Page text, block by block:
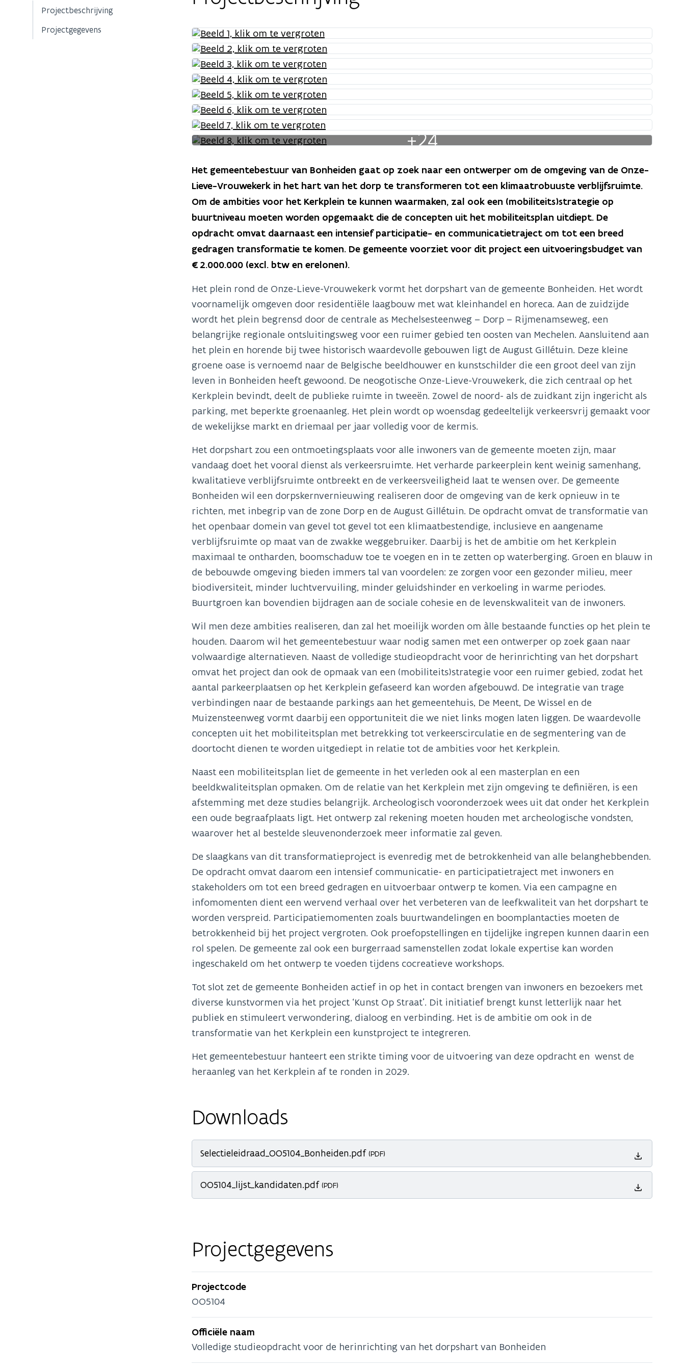
Projectbeschrijving
Projectgegevens
+24
Het gemeentebestuur van Bonheiden gaat op zoek naar een ontwerper om de omgeving van de Onze-
Lieve-Vrouwekerk in het hart van het dorp te transformeren tot een klimaatrobuuste verblijfsruimte.
Om de ambities voor het Kerkplein te kunnen waarmaken, zal ook een (mobiliteits)strategie op
buurtniveau moeten worden opgemaakt die de concepten uit het mobiliteitsplan uitdiept. De
opdracht omvat daarnaast een intensief participatie- en communicatietraject om tot een breed
gedragen transformatie te komen. De gemeente voorziet voor dit project een uitvoeringsbudget van
€2.000.000 (excl. btw en erelonen).
Het plein rond de Onze-Lieve-Vrouwekerk vormt het dorpshart van de gemeente Bonheiden. Het wordt
voornamelijk omgeven door residentiële laagbouw met wat kleinhandel en horeca. Aan de zuidzijde
wordt het plein begrensd door de centrale as Mechelsesteenweg – Dorp – Rijmenamseweg, een
belangrijke regionale ontsluitingsweg voor een ruimer gebied ten oosten van Mechelen. Aansluitend aan
het plein en horende bij twee historisch waardevolle gebouwen ligt de August Gillétuin. Deze kleine
groene oase is vernoemd naar de Belgische beeldhouwer en kunstschilder die een groot deel van zijn
leven in Bonheiden heeft gewoond. De neogotische Onze-Lieve-Vrouwekerk, die zich centraal op het
Kerkplein bevindt, deelt de publieke ruimte in tweeën. Zowel de noord- als de zuidkant zijn ingericht als
parking, met beperkte groenaanleg. Het plein wordt op woensdag gedeeltelijk verkeersvrij gemaakt voor
de wekelijkse markt en driemaal per jaar volledig voor de kermis.
Het dorpshart zou een ontmoetingsplaats voor alle inwoners van de gemeente moeten zijn, maar
vandaag doet het vooral dienst als verkeersruimte. Het verharde parkeerplein kent weinig samenhang,
kwalitatieve verblijfsruimte ontbreekt en de verkeersveiligheid laat te wensen over. De gemeente
Bonheiden wil een dorpskernvernieuwing realiseren door de omgeving van de kerk opnieuw in te
richten, met inbegrip van de zone Dorp en de August Gillétuin. De opdracht omvat de transformatie van
het openbaar domein van gevel tot gevel tot een klimaatbestendige, inclusieve en aangename
verblijfsruimte op maat van de zwakke weggebruiker. Daarbij is het de ambitie om het Kerkplein
maximaal te ontharden, boomschaduw toe te voegen en in te zetten op waterberging. Groen en blauw in
de bebouwde omgeving bieden immers tal van voordelen: ze zorgen voor een gezonder milieu, meer
biodiversiteit, minder luchtvervuiling, minder geluidshinder en verkoeling in warme periodes.
Buurtgroen kan bovendien bijdragen aan de sociale cohesie en de levenskwaliteit van de inwoners.
Wil men deze ambities realiseren, dan zal het moeilijk worden om àlle bestaande functies op het plein te
houden. Daarom wil het gemeentebestuur waar nodig samen met een ontwerper op zoek gaan naar
volwaardige alternatieven. Naast de volledige studieopdracht voor de herinrichting van het dorpshart
omvat het project dan ook de opmaak van een (mobiliteits)strategie voor een ruimer gebied, zodat het
aantal parkeerplaatsen op het Kerkplein gefaseerd kan worden afgebouwd. De integratie van trage
verbindingen naar de bestaande parkings aan het gemeentehuis, De Meent, De Wissel en de
Muizensteenweg vormt daarbij een opportuniteit die we niet links mogen laten liggen. De waardevolle
concepten uit het mobiliteitsplan met betrekking tot verkeerscirculatie en de segmentering van de
doortocht dienen te worden uitgediept in relatie tot de ambities voor het Kerkplein.
Naast een mobiliteitsplan liet de gemeente in het verleden ook al een masterplan en een
beeldkwaliteitsplan opmaken. Om de relatie van het Kerkplein met zijn omgeving te definiëren, is een
afstemming met deze studies belangrijk. Archeologisch vooronderzoek wees uit dat onder het Kerkplein
een oude begraafplaats ligt. Het ontwerp zal rekening moeten houden met archeologische vondsten,
waarover het al bestelde sleuvenonderzoek meer informatie zal geven.
De slaagkans van dit transformatieproject is evenredig met de betrokkenheid van alle belanghebbenden.
De opdracht omvat daarom een intensief communicatie- en participatietraject met inwoners en
stakeholders om tot een breed gedragen en uitvoerbaar ontwerp te komen. Via een campagne en
infomomenten dient een wervend verhaal over het verbeteren van de leefkwaliteit van het dorpshart te
worden verspreid. Participatiemomenten zoals buurtwandelingen en boomplantacties moeten de
betrokkenheid bij het project vergroten. Ook proefopstellingen en tijdelijke ingrepen kunnen daarin een
rol spelen. De gemeente zal ook een burgerraad samenstellen zodat lokale expertise kan worden
ingeschakeld om het ontwerp te voeden tijdens cocreatieve workshops.
Tot slot zet de gemeente Bonheiden actief in op het in contact brengen van inwoners en bezoekers met
diverse kunstvormen via het project ‘Kunst Op Straat’. Dit initiatief brengt kunst letterlijk naar het
publiek en stimuleert verwondering, dialoog en verbinding. Het is de ambitie om ook in de
transformatie van het Kerkplein een kunstproject te integreren.
Het gemeentebestuur hanteert een strikte timing voor de uitvoering van deze opdracht en wenst de
heraanleg van het Kerkplein af te ronden in 2029.
Downloads
Selectieleidraad_OO5104_Bonheiden.pdf (PDF)
OO5104_lijst_kandidaten.pdf (PDF)
Projectgegevens
Projectcode
OO5104
Officiële naam
Volledige studieopdracht voor de herinrichting van het dorpshart van Bonheiden